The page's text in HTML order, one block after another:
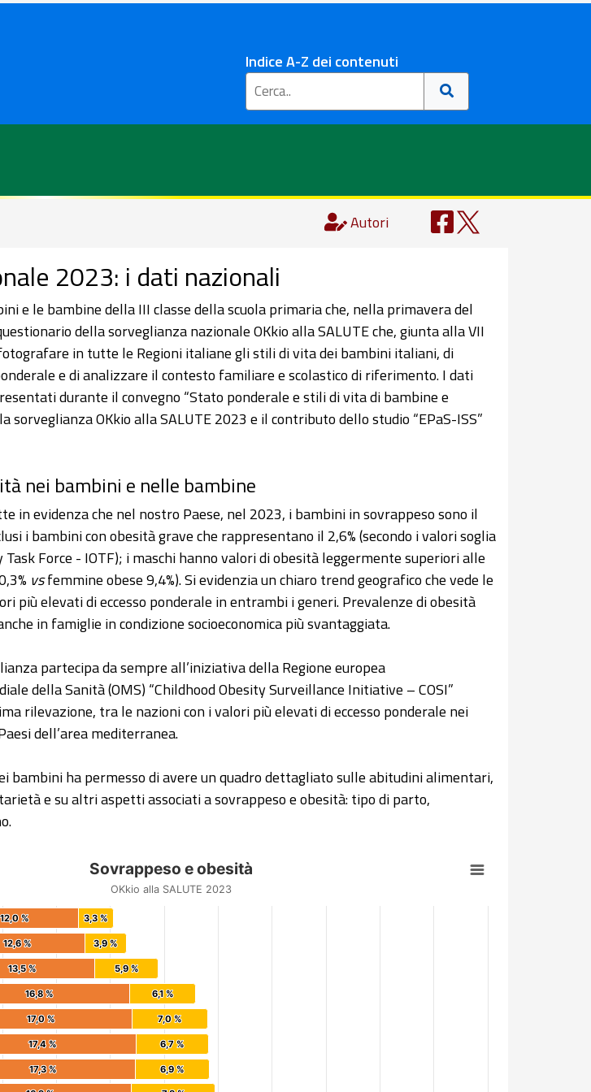
Indice A-Z dei contenuti
Autori
2023: i dati nazionali
e le bambine della III classe della scuola primaria che, nella primavera del
della sorveglianza nazionale OKkio alla SALUTE che, giunta alla VII
in tutte le Regioni italiane gli stili di vita dei bambini italiani, di
e di analizzare il contesto familiare e scolastico di riferimento. I dati
durante il convegno “Stato ponderale e stili di vita di bambine e
sorveglianza OKkio alla SALUTE 2023 e il contributo dello studio “EPaS-ISS”
nei bambini e nelle bambine
in evidenza che nel nostro Paese, nel 2023, i bambini in sovrappeso sono il
i bambini con obesità grave che rappresentano il 2,6% (secondo i valori soglia
Force - IOTF); i maschi hanno valori di obesità leggermente superiori alle
vsfemmine obese 9,4%). Si evidenzia un chiaro trend geografico che vede le
più elevati di eccesso ponderale in entrambi i generi. Prevalenze di obesità
in famiglie in condizione socioeconomica più svantaggiata.
partecipa da sempre all’iniziativa della Regione europea
della Sanità (OMS) “Childhood Obesity Surveillance Initiative – COSI”
rilevazione, tra le nazioni con i valori più elevati di eccesso ponderale nei
dell’area mediterranea.
bambini ha permesso di avere un quadro dettagliato sulle abitudini alimentari,
e su altri aspetti associati a sovrappeso e obesità: tipo di parto,
e obesità
categories.
%. Data ranges from 12 to 43.2.
Sovrappeso e obesità
OKkio alla SALUTE 2023
6,9 %
6,9 %
6,7 %
6,7 %
7,0 %
7,0 %
6,1 %
6,1 %
5,9 %
5,9 %
3,9 %
3,9 %
3,3 %
3,3 %
17,3 %
17,3 %
17,4 %
17,4 %
17,0 %
17,0 %
16,8 %
16,8 %
13,5 %
13,5 %
12,6 %
12,6 %
12,0 %
12,0 %